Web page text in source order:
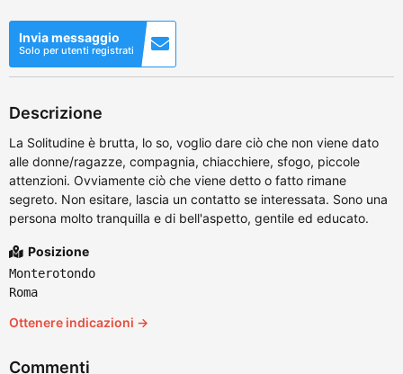
Invia messaggio
Solo per utenti registrati
Descrizione
La Solitudine è brutta, lo so, voglio dare ciò che non viene dato
alle donne/ragazze, compagnia, chiacchiere, sfogo, piccole
attenzioni. Ovviamente ciò che viene detto o fatto rimane
segreto. Non esitare, lascia un contatto se interessata. Sono una
persona molto tranquilla e di bell'aspetto, gentile ed educato.
Posizione
Monterotondo
Roma
Ottenere indicazioni →
Commenti